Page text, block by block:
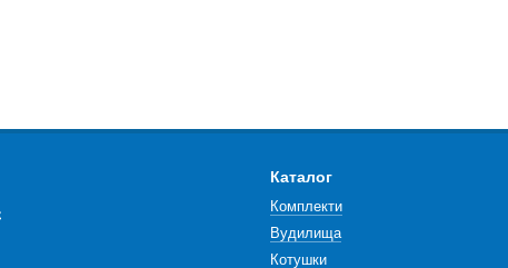
Каталог
Комплекти
Вудилища
Котушки